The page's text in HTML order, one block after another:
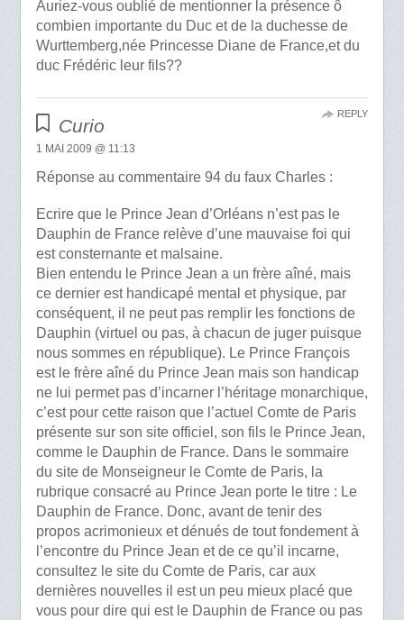
Auriez-vous oublié de mentionner la présence ô
combien importante du Duc et de la duchesse de
Wurttemberg,née Princesse Diane de France,et du
duc Frédéric leur fils??
Curio
1 MAI 2009 @ 11:13
Réponse au commentaire 94 du faux Charles :
Ecrire que le Prince Jean d’Orléans n’est pas le
Dauphin de France relève d’une mauvaise foi qui
est consternante et malsaine.
Bien entendu le Prince Jean a un frère aîné, mais
ce dernier est handicapé mental et physique, par
conséquent, il ne peut pas remplir les fonctions de
Dauphin (virtuel ou pas, à chacun de juger puisque
nous sommes en république). Le Prince François
est le frère aîné du Prince Jean mais son handicap
ne lui permet pas d’incarner l’héritage monarchique,
c’est pour cette raison que l’actuel Comte de Paris
présente sur son site officiel, son fils le Prince Jean,
comme le Dauphin de France. Dans le sommaire
du site de Monseigneur le Comte de Paris, la
rubrique consacré au Prince Jean porte le titre : Le
Dauphin de France. Donc, avant de tenir des
propos acrimonieux et dénués de tout fondement à
l’encontre du Prince Jean et de ce qu’il incarne,
consultez le site du Comte de Paris, car aux
dernières nouvelles il est un peu mieux placé que
vous pour dire qui est le Dauphin de France ou pas
REPLY